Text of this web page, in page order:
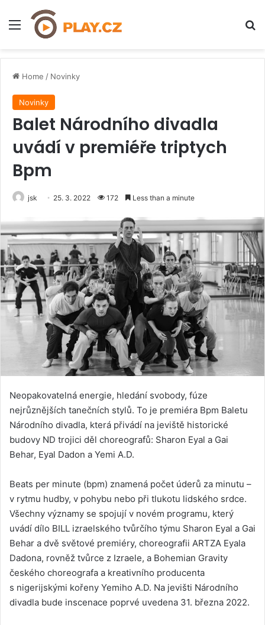
Menu
Home / Novinky
Novinky
Balet Národního divadla
uvádí v premiéře triptych
Bpm
jsk 25. 3. 2022 172 Less than a minute
Neopakovatelná energie, hledání svobody, fúze
nejrůznějších tanečních stylů. To je premiéra Bpm Baletu
Národního divadla, která přivádí na jeviště historické
budovy ND trojici děl choreografů: Sharon Eyal a Gai
Behar, Eyal Dadon a Yemi A.D.
Beats per minute (bpm) znamená počet úderů za minutu –
v rytmu hudby, v pohybu nebo při tlukotu lidského srdce.
Všechny významy se spojují v novém programu, který
uvádí dílo BILL izraelského tvůrčího týmu Sharon Eyal a Gai
Behar a dvě světové premiéry, choreografii ARTZA Eyala
Dadona, rovněž tvůrce z Izraele, a Bohemian Gravity
českého choreografa a kreativního producenta
s nigerijskými kořeny Yemiho A.D. Na jevišti Národního
divadla bude inscenace poprvé uvedena 31. března 2022.